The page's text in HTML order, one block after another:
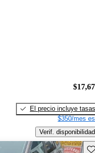
El precio incluye tasas
$350/mes
Verif. disponibilidad